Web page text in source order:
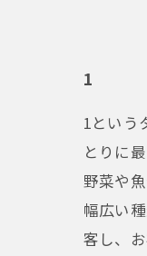
1
1という
とりに
野菜や
幅広い
客し、